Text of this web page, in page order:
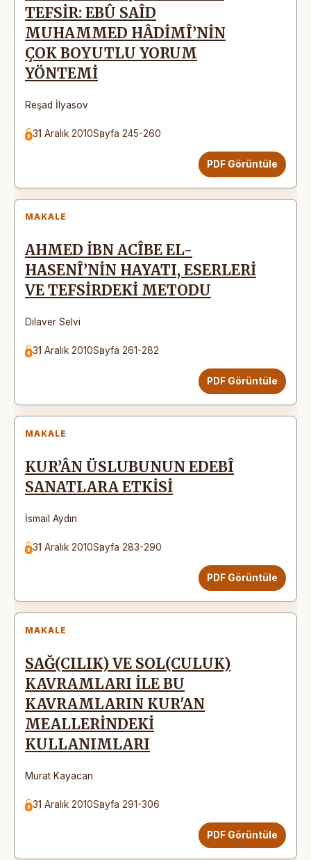
TEFSİR: EBÛ SAÎD
MUHAMMED HÂDİMÎ’NİN
ÇOK BOYUTLU YORUM
YÖNTEMİ
Reşad İlyasov
31 Aralık 2010Sayfa 245-260
PDF Görüntüle
MAKALE
AHMED İBN ACÎBE EL-
HASENÎ’NİN HAYATI, ESERLERİ
VE TEFSİRDEKİ METODU
Dilaver Selvi
31 Aralık 2010Sayfa 261-282
PDF Görüntüle
MAKALE
KUR’ÂN ÜSLUBUNUN EDEBÎ
SANATLARA ETKİSİ
İsmail Aydın
31 Aralık 2010Sayfa 283-290
PDF Görüntüle
MAKALE
SAĞ(CILIK) VE SOL(CULUK)
KAVRAMLARI İLE BU
KAVRAMLARIN KUR'AN
MEALLERİNDEKİ
KULLANIMLARI
Murat Kayacan
31 Aralık 2010Sayfa 291-306
PDF Görüntüle